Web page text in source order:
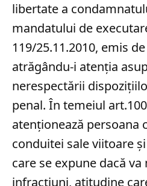
libertate a
mandatului de
119/25.11.2010, emis
atrăgându-i atenţia
nerespectării
penal. În temeiul
atenţionează persoana
conduitei sale viitoare
care se expune dacă
infracţiuni, atitudine